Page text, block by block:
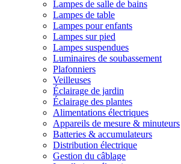
Lampes de salle de bains
Lampes de table
Lampes pour enfants
Lampes sur pied
Lampes suspendues
Luminaires de soubassement
Plafonniers
Veilleuses
Éclairage de jardin
Éclairage des plantes
Alimentations électriques
Appareils de mesure & minuteurs
Batteries & accumulateurs
Distribution électrique
Gestion du câblage